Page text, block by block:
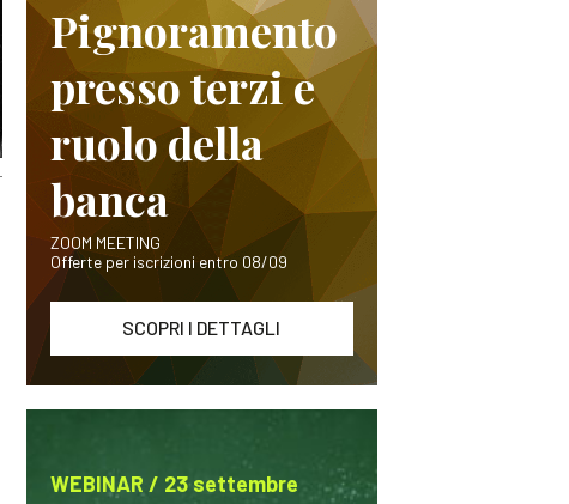
Pignoramento
presso terzi e
ruolo della
banca
ZOOM MEETING
Offerte per iscrizioni entro 08/09
SCOPRI I DETTAGLI
WEBINAR / 23 settembre